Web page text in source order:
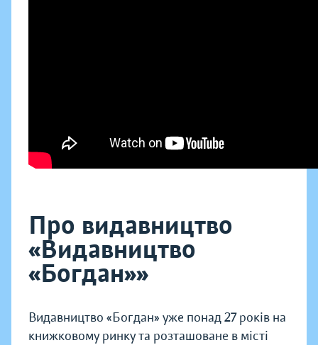
Про видавництво
«Видавництво
«Богдан»»
Видавництво «Богдан» уже понад 27 років на
книжковому ринку та розташоване в місті